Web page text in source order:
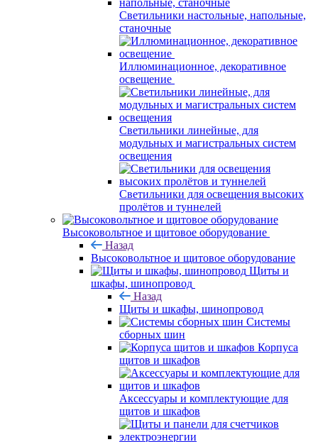
Светильники настольные, напольные,
станочные
Иллюминационное, декоративное
освещение
Светильники линейные, для
модульных и магистральных систем
освещения
Светильники для освещения высоких
пролётов и туннелей
Высоковольтное и щитовое оборудование
Назад
Высоковольтное и щитовое оборудование
Щиты и
шкафы, шинопровод
Назад
Щиты и шкафы, шинопровод
Системы
сборных шин
Корпуса
щитов и шкафов
Аксессуары и комплектующие для
щитов и шкафов